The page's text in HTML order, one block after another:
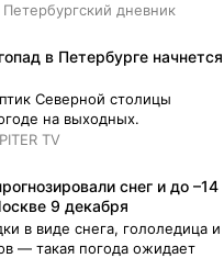
Петербургский дневник
в Петербурге начнется
Северной столицы
на выходных.
TV
снег и до –14
9 декабря
в виде снега, гололедица и
— такая погода ожидает